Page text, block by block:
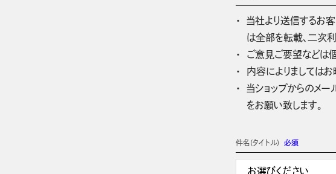
当社より送信するお
は全部を転載、二次利
ご意見ご要望などは
内容によりましては
当ショップからのメ
をお願い致します。
件名(タイトル) 必須